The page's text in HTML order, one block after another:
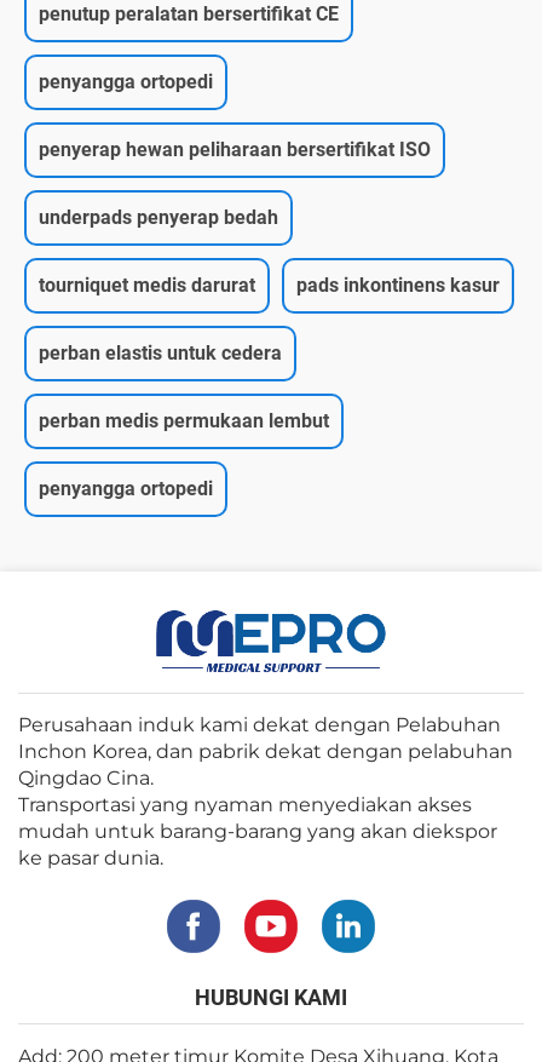
penutup peralatan bersertifikat CE
penyangga ortopedi
penyerap hewan peliharaan bersertifikat ISO
underpads penyerap bedah
tourniquet medis darurat pads inkontinens kasur
perban elastis untuk cedera
perban medis permukaan lembut
penyangga ortopedi
Perusahaan induk kami dekat dengan Pelabuhan
Inchon Korea, dan pabrik dekat dengan pelabuhan
Qingdao Cina.
Transportasi yang nyaman menyediakan akses
mudah untuk barang-barang yang akan diekspor
ke pasar dunia.
HUBUNGI KAMI
Add: 200 meter timur Komite Desa Xihuang, Kota